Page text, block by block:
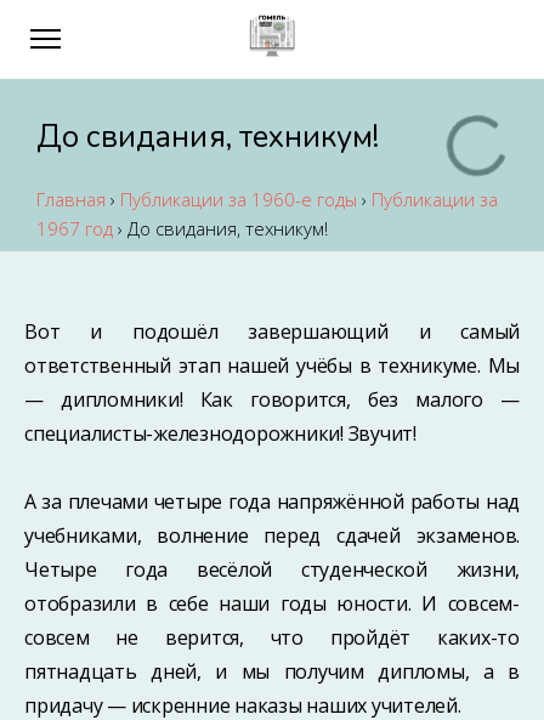
До свидания, техникум!
Главная › Публикации за 1960-е годы › Публикации за
1967 год › До свидания, техникум!
Вот и подошёл завершающий и самый
ответственный этап нашей учёбы в техникуме. Мы
— дипломники! Как говорится, без малого —
специалисты-железнодорожники! Звучит!
А за плечами четыре года напряжённой работы над
учебниками, волнение перед сдачей экзаменов.
Четыре года весёлой студенческой жизни,
отобразили в себе наши годы юности. И совсем-
совсем не верится, что пройдёт каких-то
пятнадцать дней, и мы получим дипломы, а в
придачу — искренние наказы наших учителей.